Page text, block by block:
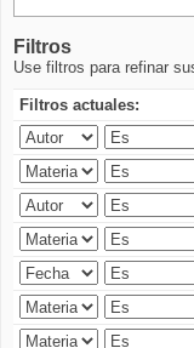
Filtros
Use filtros para refinar
Filtros actuales: